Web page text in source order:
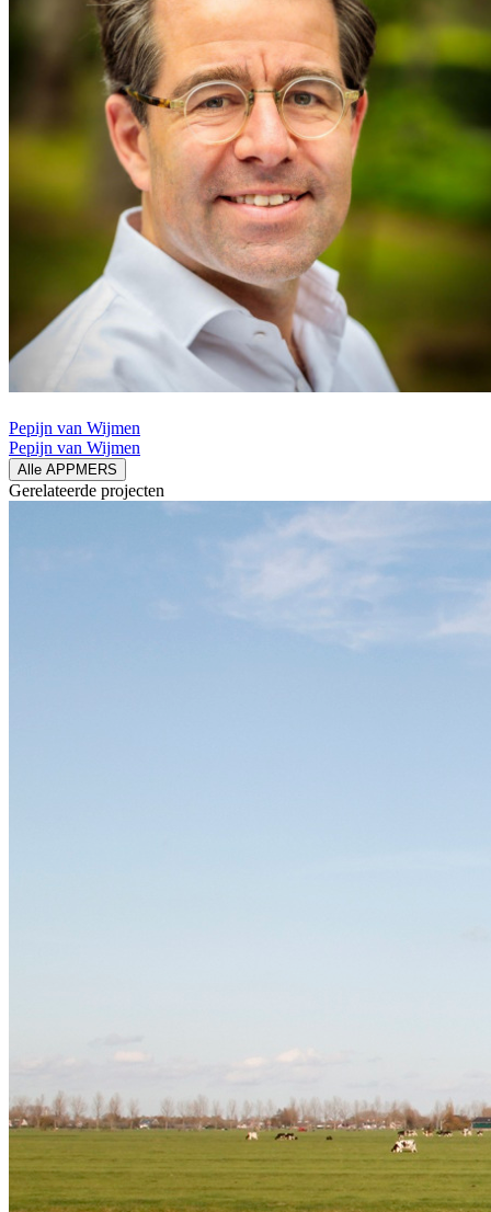
Pepijn van Wijmen
Pepijn van Wijmen
Alle APPMERS
Gerelateerde projecten